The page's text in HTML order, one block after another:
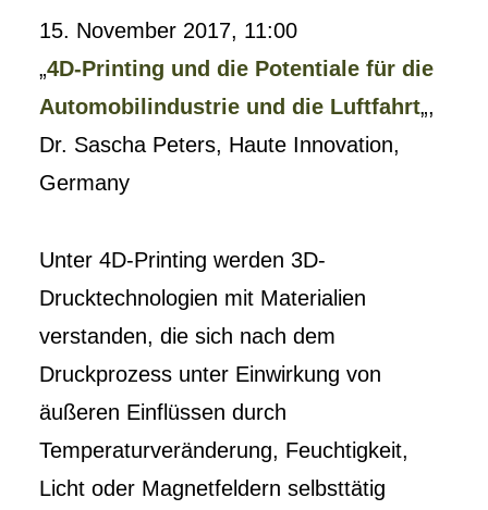
15. November 2017, 11:00
„4D-Printing und die Potentiale für die
Automobilindustrie und die Luftfahrt„,
Dr. Sascha Peters, Haute Innovation,
Germany
Unter 4D-Printing werden 3D-
Drucktechnologien mit Materialien
verstanden, die sich nach dem
Druckprozess unter Einwirkung von
äußeren Einflüssen durch
Temperaturveränderung, Feuchtigkeit,
Licht oder Magnetfeldern selbsttätig